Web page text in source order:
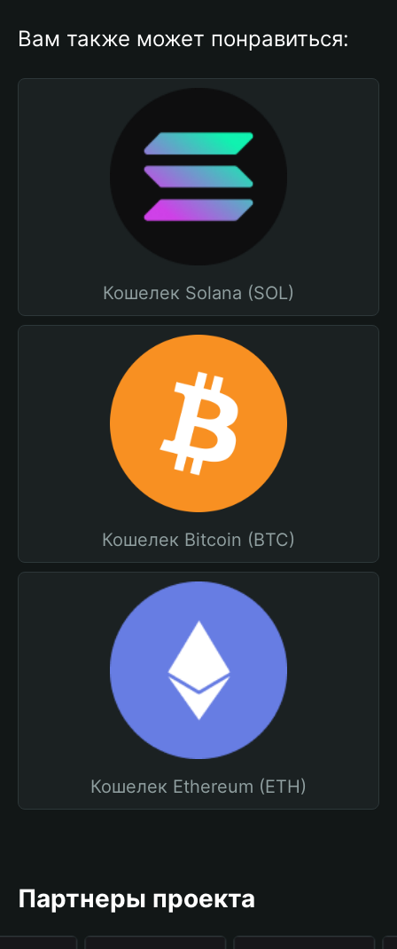
Вам также может понравиться:
Кошелек Solana (SOL)
Кошелек Bitcoin (BTC)
Кошелек Ethereum (ETH)
Партнеры проекта